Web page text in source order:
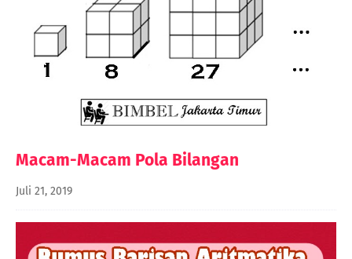
Macam-Macam Pola Bilangan
Juli 21, 2019